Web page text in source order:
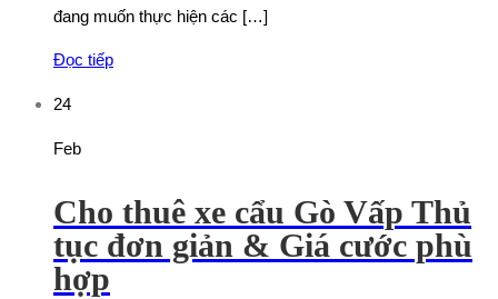
đang muốn thực hiện các […]
Đọc tiếp
24
Feb
Cho thuê xe cẩu Gò Vấp Thủ
tục đơn giản & Giá cước phù
hợp